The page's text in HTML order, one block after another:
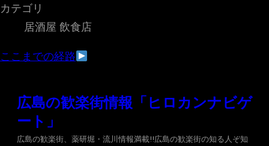
カテゴリ
居酒屋 飲食店
ここまでの経路
広島の歓楽街情報「ヒロカンナビゲ
ート」
広島の歓楽街、薬研堀・流川情報満載!!広島の歓楽街の知る人ぞ知